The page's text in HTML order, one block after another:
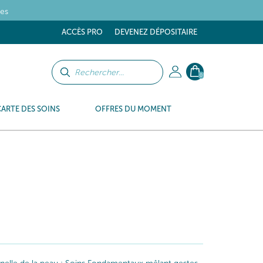
ACCÈS PRO DEVENEZ DÉPOSITAIRE
0
DES SOINS OFFRES DU MOMENT